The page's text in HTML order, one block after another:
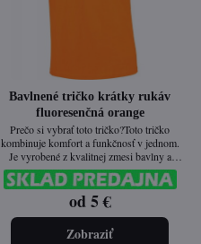
Bavlnené tričko krátky rukáv
fluoresenčná orange
Prečo si vybrať toto tričko?Toto tričko
kombinuje komfort a funkčnosť v jednom.
Je vyrobené z kvalitnej zmesi bavlny a
polyesteru, čo zaisťuje optimálnu
priedušnosť a dlhú životnosť. Vďaka
fluorescenčnej farbe poskytuje lepšiu
viditeľnosť v pracovnom aj voľnočasovom
od 5 €
Zobraziť